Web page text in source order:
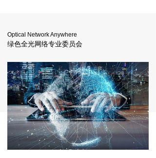
Optical Network Anywhere
绿色全光网络专业委员会